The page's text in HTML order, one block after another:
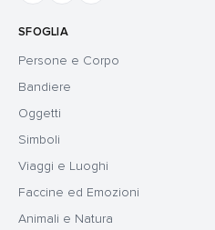
SFOGLIA
Persone e Corpo
Bandiere
Oggetti
Simboli
Viaggi e Luoghi
Faccine ed Emozioni
Animali e Natura